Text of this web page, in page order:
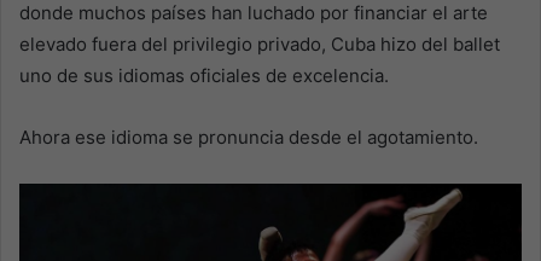
donde muchos países han luchado por financiar el arte
elevado fuera del privilegio privado, Cuba hizo del ballet
uno de sus idiomas oficiales de excelencia.
Ahora ese idioma se pronuncia desde el agotamiento.